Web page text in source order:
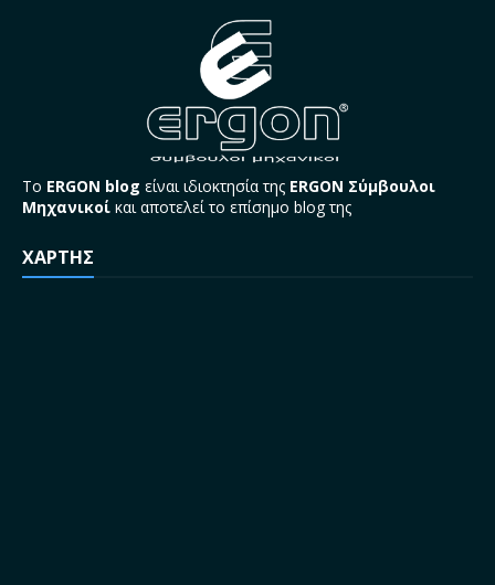
Το ERGON blog είναι ιδιοκτησία της ERGON Σύμβουλοι
Μηχανικοί και αποτελεί το επίσημο blog της
ΧΑΡΤΗΣ